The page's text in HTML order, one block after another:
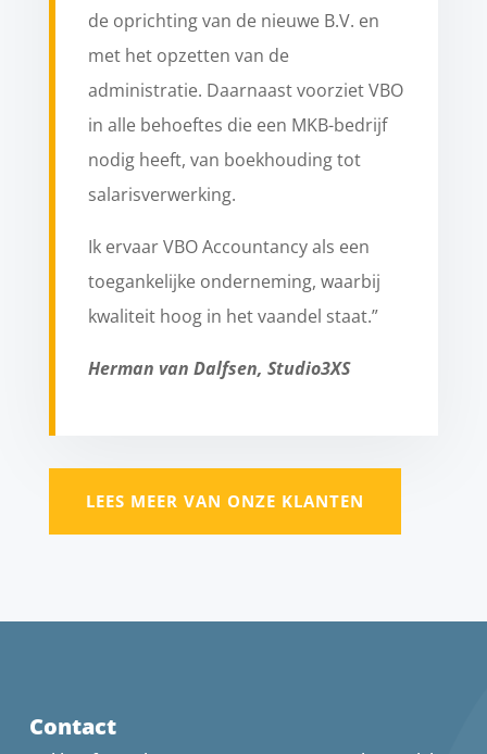
de oprichting van de nieuwe B.V. en
met het opzetten van de
administratie. Daarnaast voorziet VBO
in alle behoeftes die een MKB-bedrijf
nodig heeft, van boekhouding tot
salarisverwerking.
Ik ervaar VBO Accountancy als een
toegankelijke onderneming, waarbij
kwaliteit hoog in het vaandel staat.”
Herman van Dalfsen, Studio3XS
LEES MEER VAN ONZE KLANTEN
Contact